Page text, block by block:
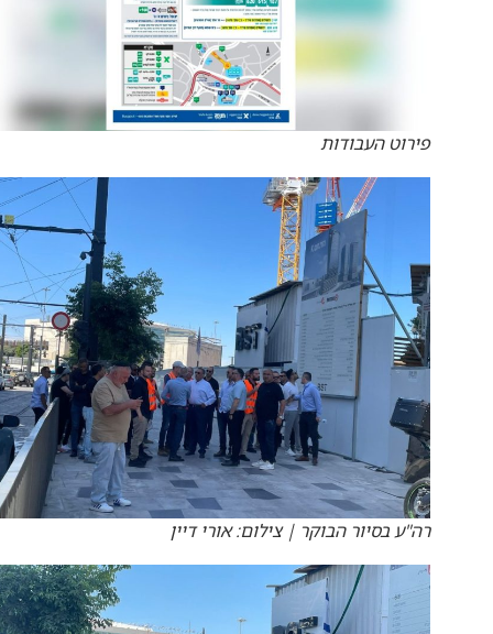
פירוט העבודות
רה"ע בסיור הבוקר | צילום: אורי דיין